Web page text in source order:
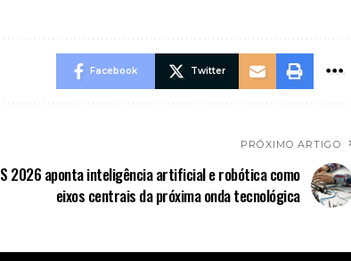
Facebook Twitter
PRÓXIMO ARTIGO
2026 aponta inteligência artificial e robótica como
eixos centrais da próxima onda tecnológica